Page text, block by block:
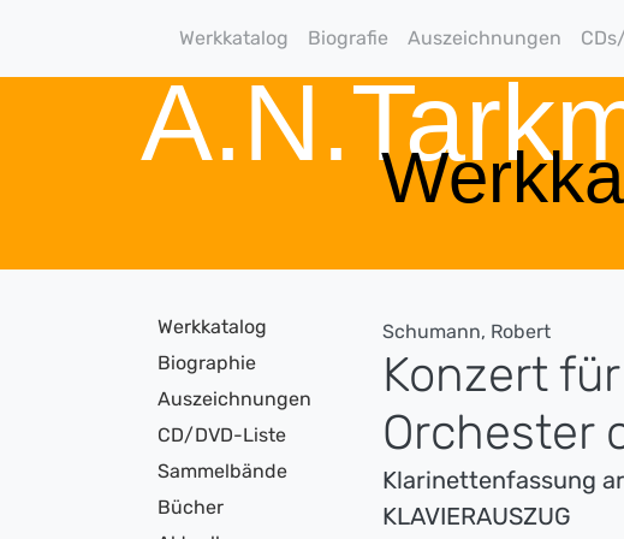
Werkkatalog Biografie Auszeichnungen
Werkkatalog
Biographie
Auszeichnungen
CD/DVD-Liste
Sammelbände
Bücher
Schumann, Robert
Konzert
Orchester
Klarinettenfassung
KLAVIERAUSZUG